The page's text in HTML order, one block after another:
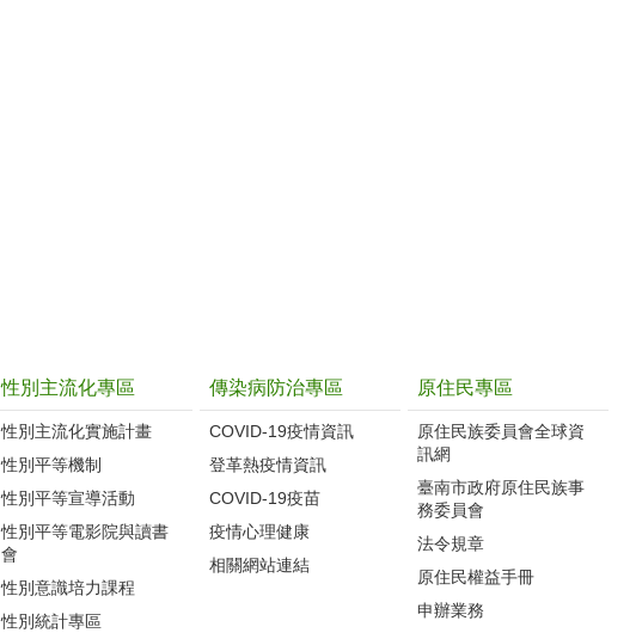
性別主流化專區
性別主流化實施計畫
性別平等機制
性別平等宣導活動
性別平等電影院與讀書
會
性別意識培力課程
性別統計專區
傳染病防治專區
COVID-19疫情資訊
登革熱疫情資訊
COVID-19疫苗
疫情心理健康
相關網站連結
原住民專區
原住民族委員會全球資
訊網
臺南市政府原住民族事
務委員會
法令規章
原住民權益手冊
申辦業務